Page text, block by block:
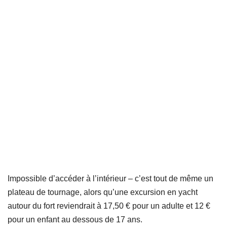
Impossible d’accéder à l’intérieur – c’est tout de même un
plateau de tournage, alors qu’une excursion en yacht
autour du fort reviendrait à 17,50 € pour un adulte et 12 €
pour un enfant au dessous de 17 ans.